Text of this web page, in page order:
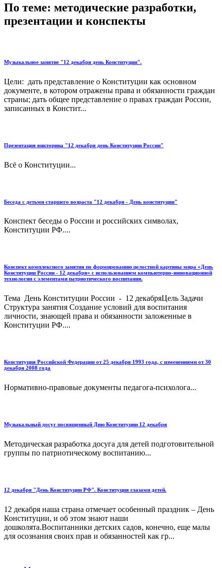
По теме: методические разработки,
презентации и конспекты
Музыкальное занятие "12 декабря день Конституции".
Цели: дать представление о Конституции как основном
документе, в котором отражены права и обязанности граждан
страны; дать общее представление о правах граждан России,
записанных в Констит...
Презентация викторина "12 декабря день Конституции России"
Всё о Конституции...
Беседа с детьми старшего возраста "12 декабря - День конституции"
Конспект беседы о России и российских символах,
Конституции РФ....
Конспект комплексного занятия по формированию целостной картины мира «День
Конституции России - 12 декабря» с использованием компьютерно-инновационной
технологии с элементами патриотического воспитания.
Тема День Конституции России - 12 декабряЦель Задачи
Структура занятия Создание условий для воспитания
личности, знающей права и обязанности заложенные в
Конституции РФ....
Конституция Российской Федерации от 25 декабря 1993 года, с изменениями от 30
декабря 2008 года
Нормативно-правовые документы педагога-психолога...
Музыкальный досуг посвященный Дню Конституции 12 декабря
Методическая разработка досуга для детей подготовительной
группы по патриотическому воспитанию...
12 декабря "День Конституции РФ". Конституция глазами детей.
12 декабря наша страна отмечает особенный праздник – День
Конституции, и об этом знают наши
дошколята.Воспитанники детских садов, конечно, еще малы
для осознания своих прав и обязанностей как гр...